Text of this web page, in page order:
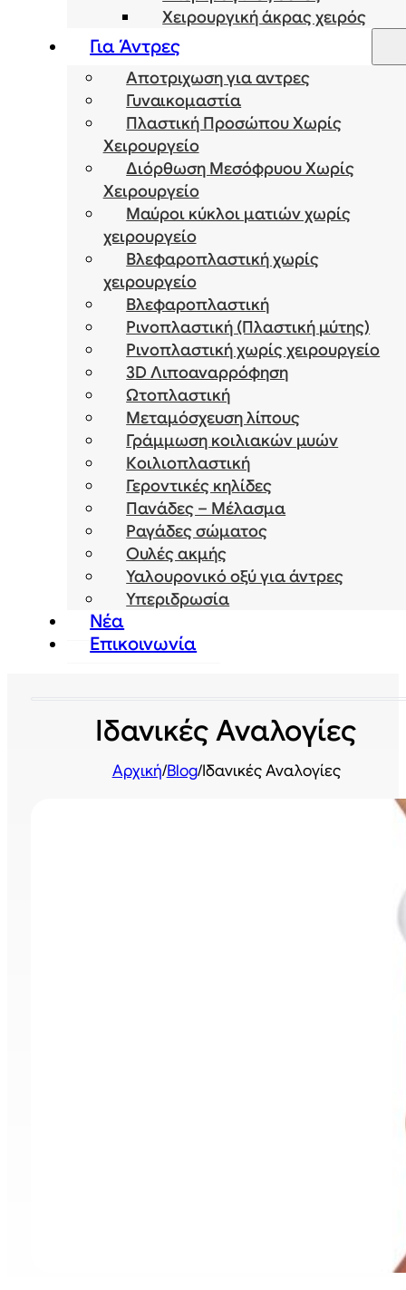
Χειρουργική άκρας χειρός
Για Άντρες
Αποτριχωση για αντρες
Γυναικομαστία
Πλαστική Προσώπου Χωρίς
Χειρουργείο
Διόρθωση Μεσόφρυου Χωρίς
Χειρουργείο
Μαύροι κύκλοι ματιών χωρίς
χειρουργείο
Βλεφαροπλαστική χωρίς
χειρουργείο
Βλεφαροπλαστική
Ρινοπλαστική (Πλαστική μύτης)
Ρινοπλαστική χωρίς χειρουργείο
3D Λιποαναρρόφηση
Ωτοπλαστική
Μεταμόσχευση λίπους
Γράμμωση κοιλιακών μυών
Κοιλιοπλαστική
Γεροντικές κηλίδες
Πανάδες – Μέλασμα
Ραγάδες σώματος
Ουλές ακμής
Υαλουρονικό οξύ για άντρες
Υπεριδρωσία
Νέα
Επικοινωνία
Ιδανικές Αναλογίες
Αρχική/Blog/Ιδανικές Αναλογίες